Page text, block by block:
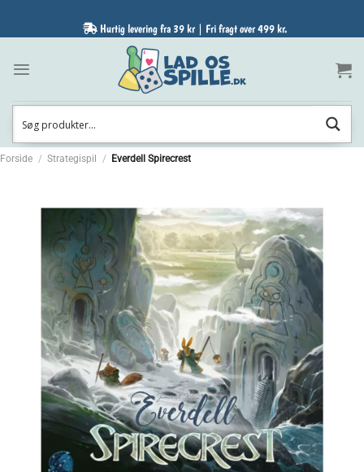
Hurtig levering fra 39 kr | Fri fragt over 499 kr.
Forside / Strategispil / Everdell Spirecrest